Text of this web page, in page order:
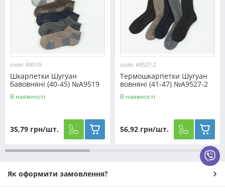
code: A9519
Шкарпетки Шугуан
бавовняні (40-45) №A9519
В наявності
35,79 грн/шт.
code: A9527-2
Термошкарпетки Шугуан
вовняні (41-47) №A9527-2
В наявності
56,92 грн/шт.
Як оформити замовлення?